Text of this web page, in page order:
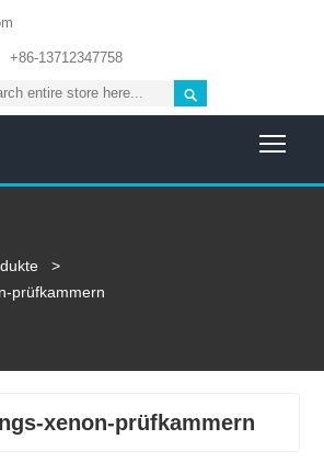
+86-13712347758

>
prüfkammern
xenon-prüfkammern